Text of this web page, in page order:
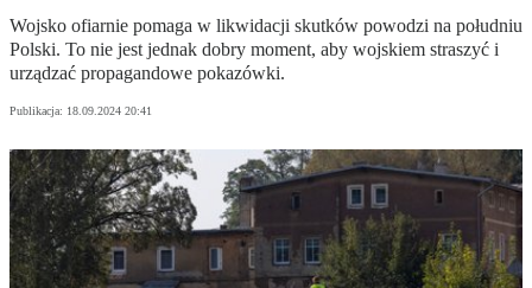
Wojsko ofiarnie pomaga w likwidacji skutków powodzi na południu
Polski. To nie jest jednak dobry moment, aby wojskiem straszyć i
urządzać propagandowe pokazówki.
Publikacja: 18.09.2024 20:41